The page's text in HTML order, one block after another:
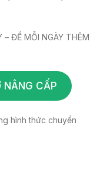
– ĐỂ MỖI NGÀY THÊM
NÂNG CẤP
hình thức chuyển